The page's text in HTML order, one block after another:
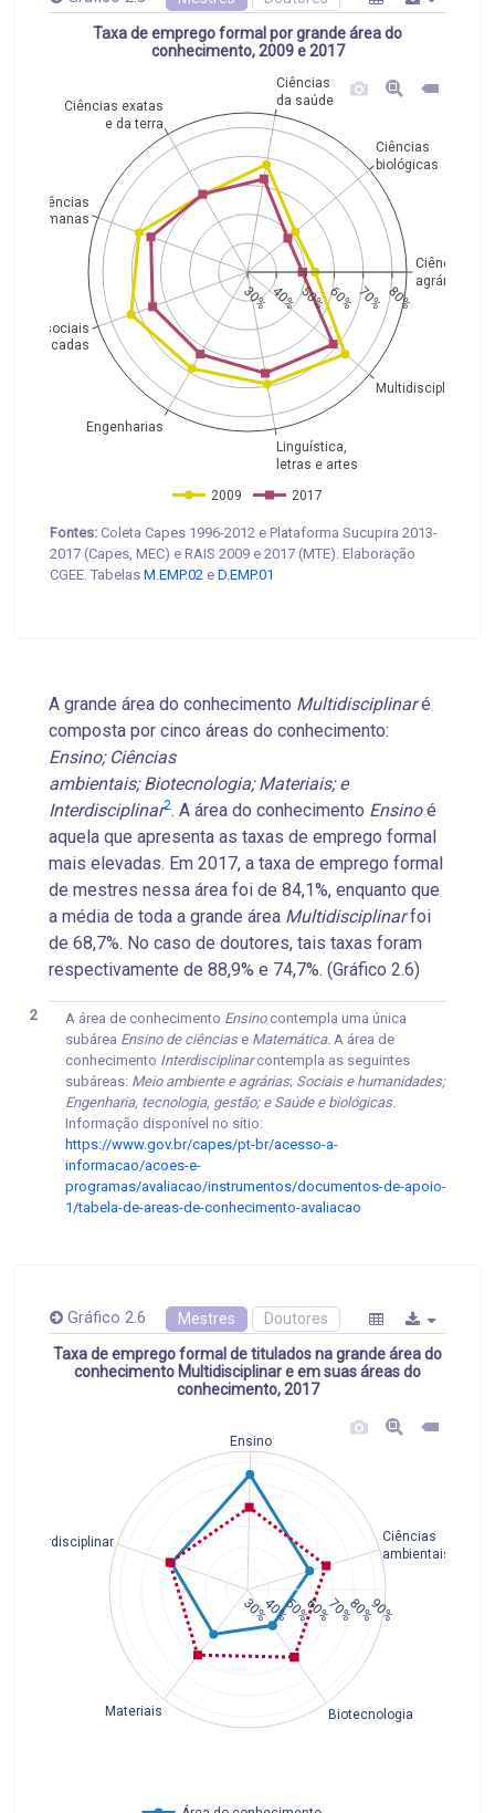
Taxa de emprego formal por grande área do
conhecimento, 2009 e 2017
Ciências
agrárias
Ciências
biológicas
Ciências
da saúde
Ciências exatas
e da terra
Ciências
humanas
sociais
aplicadas
Engenharias
Linguística,
letras e artes
Multidisciplinar
30%40%50%60% 70% 80%
2009 2017
Fontes: Coleta Capes 1996-2012 e Plataforma Sucupira 2013-
2017 (Capes, MEC) e RAIS 2009 e 2017 (MTE). Elaboração
CGEE. Tabelas M.EMP.02 e D.EMP.01
A grande área do conhecimento Multidisciplinaré
composta por cinco áreas do conhecimento:
Ensino; Ciências
ambientais; Biotecnologia; Materiais; e
Interdisciplinar2. A área do conhecimento Ensinoé
aquela que apresenta as taxas de emprego formal
mais elevadas. Em 2017, a taxa de emprego formal
de mestres nessa área foi de 84,1%, enquanto que
a média de toda a grande área Multidisciplinarfoi
de 68,7%. No caso de doutores, tais taxas foram
respectivamente de 88,9% e 74,7%. (Gráfico 2.6)
2 A área de conhecimento Ensinocontempla uma única
subárea Ensino de ciênciase Matemática. A área de
conhecimento Interdisciplinarcontempla as seguintes
subáreas: Meio ambiente e agrárias; Sociais e humanidades;
Engenharia, tecnologia, gestão; e Saúde e biológicas.
Informação disponível no sítio:
https://www.gov.br/capes/pt-br/acesso-a-
informacao/acoes-e-
programas/avaliacao/instrumentos/documentos-de-apoio-
1/tabela-de-areas-de-conhecimento-avaliacao
Gráfico 2.6 Mestres Doutores
Taxa de emprego formal de titulados na grande área do
conhecimento Multidisciplinar e em suas áreas do
conhecimento, 2017
Biotecnologia
Ciências
ambientais
Ensino
Interdisciplinar
Materiais
30%40%50%60%70%80%90%